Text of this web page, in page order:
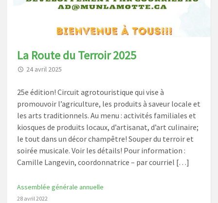
La Route du Terroir 2025
24 avril 2025
25e édition! Circuit agrotouristique qui vise à
promouvoir l’agriculture, les produits à saveur locale et
les arts traditionnels. Au menu : activités familiales et
kiosques de produits locaux, d’artisanat, d’art culinaire;
le tout dans un décor champêtre! Souper du terroir et
soirée musicale. Voir les détails! Pour information :
Camille Langevin, coordonnatrice – par courriel […]
Assemblée générale annuelle
28 avril 2022